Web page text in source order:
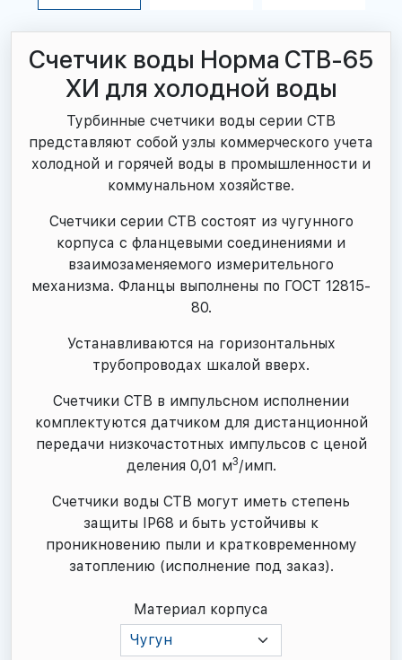
Счетчик воды Норма СТВ-65
ХИ для холодной воды
Турбинные счетчики воды серии СТВ
представляют собой узлы коммерческого учета
холодной и горячей воды в промышленности и
коммунальном хозяйстве.
Счетчики серии СТВ состоят из чугунного
корпуса с фланцевыми соединениями и
взаимозаменяемого измерительного
механизма. Фланцы выполнены по ГОСТ 12815-
80.
Устанавливаются на горизонтальных
трубопроводах шкалой вверх.
Счетчики СТВ в импульсном исполнении
комплектуются датчиком для дистанционной
передачи низкочастотных импульсов с ценой
деления 0,01 м3/имп.
Счетчики воды СТВ могут иметь степень
защиты IP68 и быть устойчивы к
проникновению пыли и кратковременному
затоплению (исполнение под заказ).
Материал корпуса
Чугун